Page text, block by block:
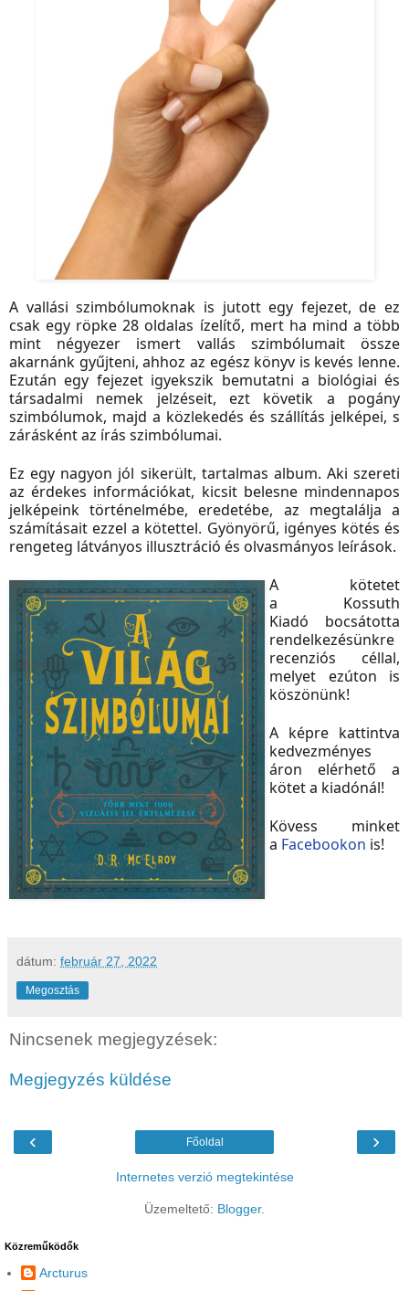
A vallási szimbólumoknak is jutott egy fejezet, de ez
csak egy röpke 28 oldalas ízelítő, mert ha mind a több
mint négyezer ismert vallás szimbólumait össze
akarnánk gyűjteni, ahhoz az egész könyv is kevés lenne.
Ezután egy fejezet igyekszik bemutatni a biológiai és
társadalmi nemek jelzéseit, ezt követik a pogány
szimbólumok, majd a közlekedés és szállítás jelképei, s
zárásként az írás szimbólumai.
Ez egy nagyon jól sikerült, tartalmas album. Aki szereti
az érdekes információkat, kicsit belesne mindennapos
jelképeink történelmébe, eredetébe, az megtalálja a
számításait ezzel a kötettel. Gyönyörű, igényes kötés és
rengeteg látványos illusztráció és olvasmányos leírások.
A kötetet
a Kossuth
Kiadó bocsátotta
rendelkezésünkre
recenziós céllal,
melyet ezúton is
köszönünk!
A képre kattintva
kedvezményes
áron elérhető a
kötet a kiadónál!
Kövess minket
a Facebookon is!
dátum: február 27, 2022
Megosztás
Nincsenek megjegyzések:
Megjegyzés küldése
‹ ›
Főoldal
Internetes verzió megtekintése
Üzemeltető: Blogger.
Közreműködők
Arcturus